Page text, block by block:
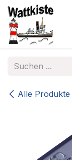
Zum Inhalt springen
Alle Produkte